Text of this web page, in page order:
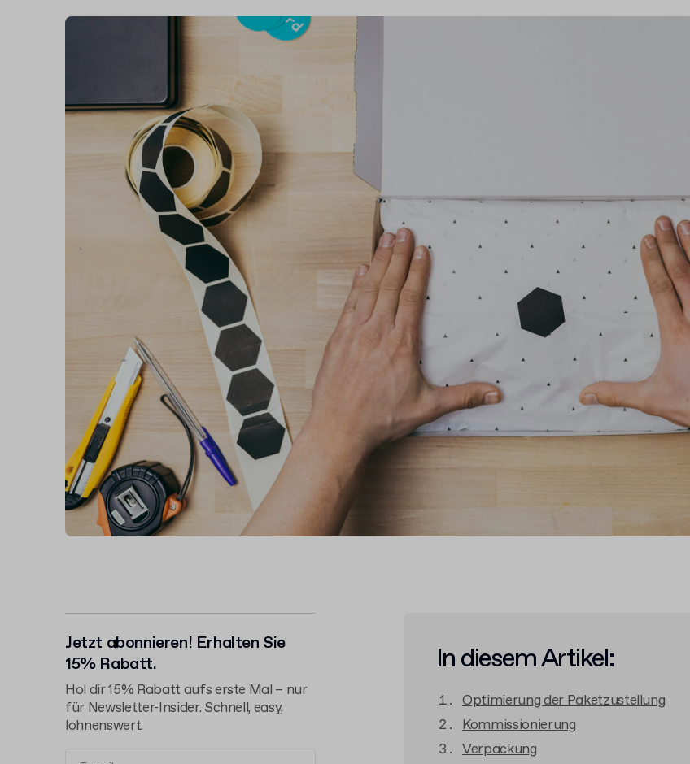
Jetzt abonnieren! Erhalten Sie
15% Rabatt.
Hol dir 15% Rabatt aufs erste Mal – nur
für Newsletter-Insider. Schnell, easy,
lohnenswert.
In diesem Artikel:
Optimierung der Paketzustellung
Kommissionierung
Verpackung